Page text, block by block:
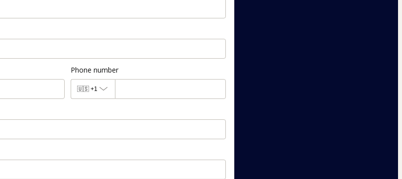
Phone number
🇺🇸 +1